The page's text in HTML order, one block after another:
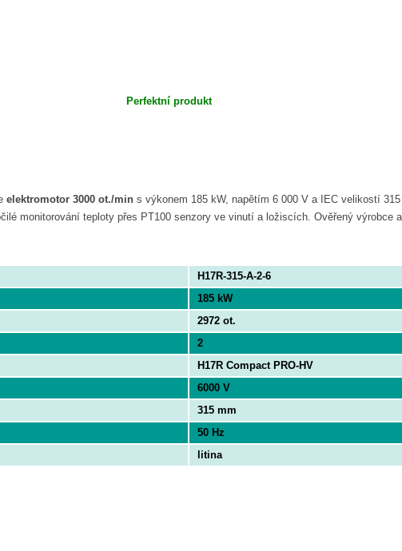
Perfektní produkt
elektromotor 3000 ot./min s výkonem 185 kW, napětím 6 000 V a IEC velikostí
monitorování teploty přes PT100 senzory ve vinutí a ložiscích. Ověřený výrobce
H17R-315-A-2-6
185 kW
2972 ot.
2
H17R Compact PRO-HV
6000 V
315 mm
50 Hz
litina